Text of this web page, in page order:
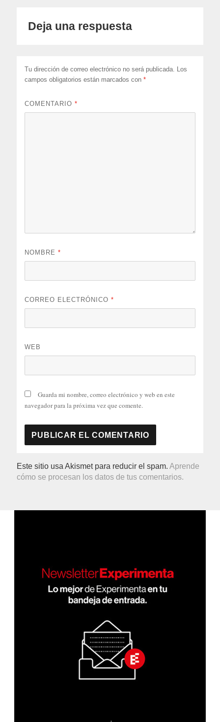
Deja una respuesta
Tu dirección de correo electrónico no será publicada. Los
campos obligatorios están marcados con*
COMENTARIO*
NOMBRE*
CORREO ELECTRÓNICO*
WEB
Guarda mi nombre, correo electrónico y web en este
navegador para la próxima vez que comente.
Este sitio usa Akismet para reducir el spam.Aprende
cómo se procesan los datos de tus comentarios.